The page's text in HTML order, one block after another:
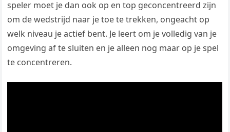
speler moet je dan ook op en top geconcentreerd zijn
om de wedstrijd naar je toe te trekken, ongeacht op
welk niveau je actief bent. Je leert om je volledig van je
omgeving af te sluiten en je alleen nog maar op je spel
te concentreren.